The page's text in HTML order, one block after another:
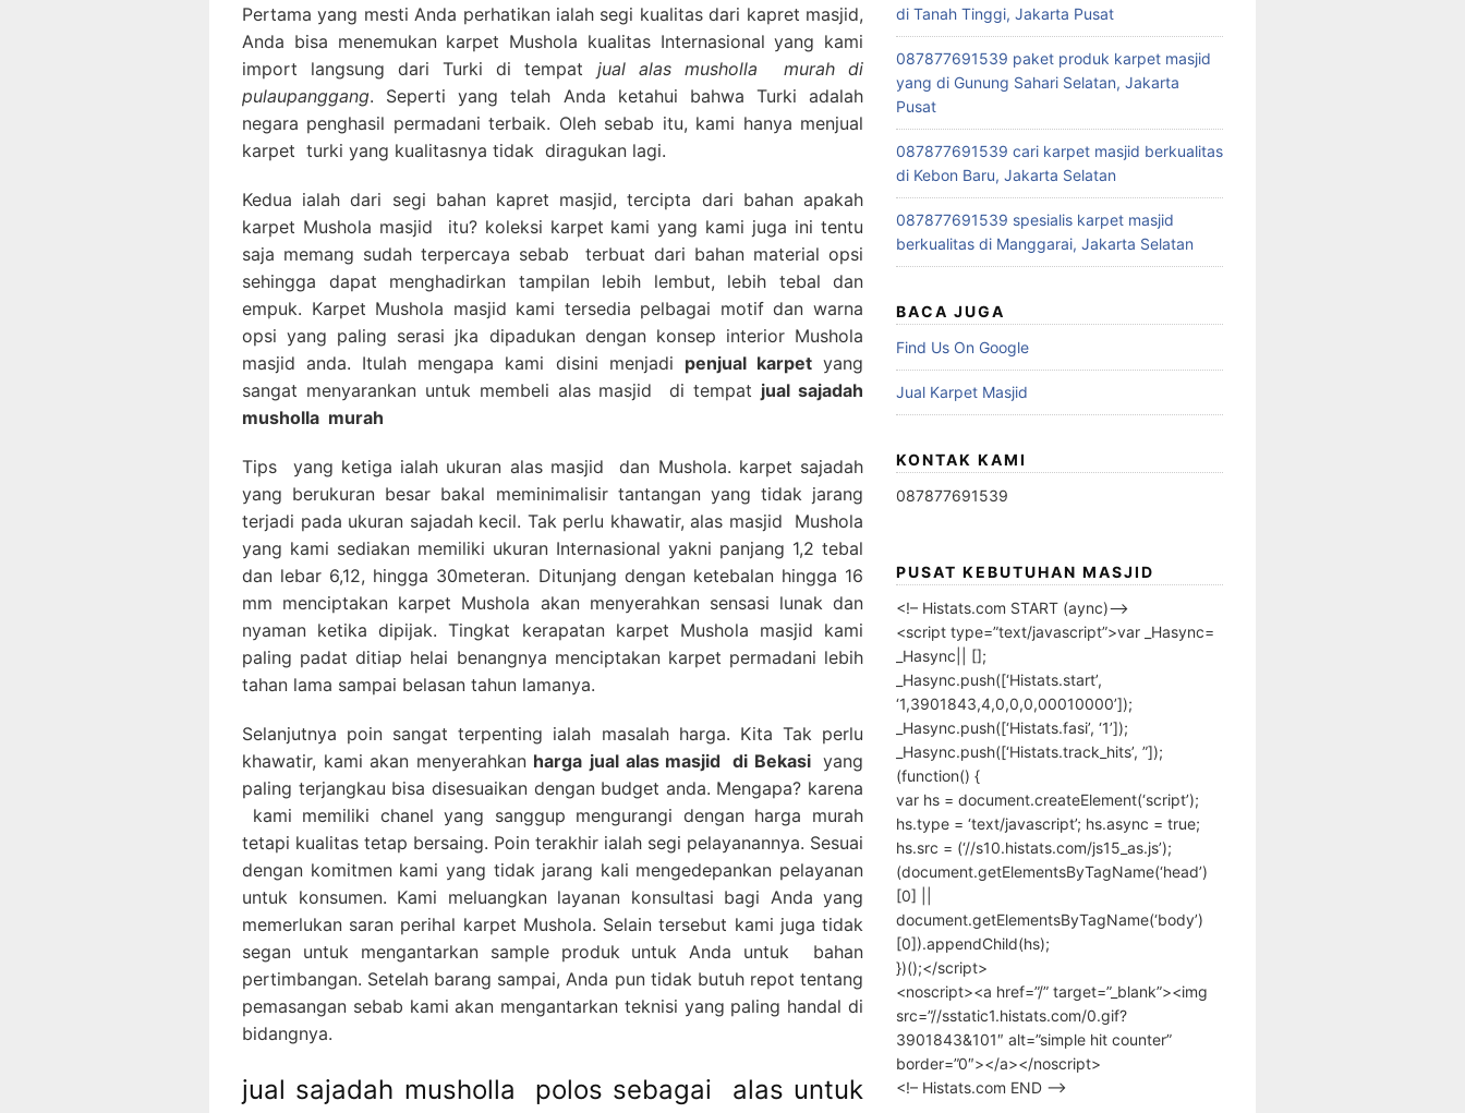
Pertama yang mesti Anda perhatikan ialah segi kualitas dari kapret masjid,
Anda bisa menemukan karpet Mushola kualitas Internasional yang kami
import langsung dari Turki di tempat jual alas musholla
murah di
pulaupanggang. Seperti yang telah Anda ketahui bahwa Turki adalah
negara penghasil permadani terbaik. Oleh sebab itu, kami hanya menjual
karpet turki yang kualitasnya tidak diragukan lagi.
Kedua ialah dari segi bahan kapret masjid, tercipta dari bahan apakah
karpet Mushola masjid itu? koleksi karpet kami yang kami juga ini tentu
saja memang sudah terpercaya sebab terbuat dari bahan material opsi
sehingga dapat menghadirkan tampilan lebih lembut, lebih tebal dan
empuk. Karpet Mushola masjid kami tersedia pelbagai motif dan warna
opsi yang paling serasi jka dipadukan dengan konsep interior Mushola
masjid anda. Itulah mengapa kami disini menjadi penjual karpetyang
sangat menyarankan untuk membeli alas masjid di tempat jual sajadah
musholla murah
Tips yang ketiga ialah ukuran alas masjid dan Mushola. karpet sajadah
yang berukuran besar bakal meminimalisir tantangan yang tidak jarang
terjadi pada ukuran sajadah kecil. Tak perlu khawatir, alas masjid Mushola
yang kami sediakan memiliki ukuran Internasional yakni panjang 1,2 tebal
dan lebar 6,12, hingga 30meteran. Ditunjang dengan ketebalan hingga 16
mm menciptakan karpet Mushola akan menyerahkan sensasi lunak dan
nyaman ketika dipijak. Tingkat kerapatan karpet Mushola masjid kami
paling padat ditiap helai benangnya menciptakan karpet permadani lebih
tahan lama sampai belasan tahun lamanya.
Selanjutnya poin sangat terpenting ialah masalah harga. Kita Tak perlu
khawatir, kami akan menyerahkan harga jual alas masjid di Bekasiyang
paling terjangkau bisa disesuaikan dengan budget anda. Mengapa? karena
kami memiliki chanel yang sanggup mengurangi dengan harga murah
tetapi kualitas tetap bersaing. Poin terakhir ialah segi pelayanannya. Sesuai
dengan komitmen kami yang tidak jarang kali mengedepankan pelayanan
untuk konsumen. Kami meluangkan layanan konsultasi bagi Anda yang
memerlukan saran perihal karpet Mushola. Selain tersebut kami juga tidak
segan untuk mengantarkan sample produk untuk Anda untuk bahan
pertimbangan. Setelah barang sampai, Anda pun tidak butuh repot tentang
pemasangan sebab kami akan mengantarkan teknisi yang paling handal di
bidangnya.
jual sajadah musholla polos sebagai alas untuk
di Tanah Tinggi, Jakarta Pusat
087877691539 paket produk karpet masjid
yang di Gunung Sahari Selatan, Jakarta
Pusat
087877691539 cari karpet masjid berkualitas
di Kebon Baru, Jakarta Selatan
087877691539 spesialis karpet masjid
berkualitas di Manggarai, Jakarta Selatan
BACA JUGA
Find Us On Google
Jual Karpet Masjid
KONTAK KAMI
087877691539
PUSAT KEBUTUHAN MASJID
<!– Histats.com START (aync)–>
<script type=”text/javascript”>var _Hasync=
_Hasync|| [];
_Hasync.push([‘Histats.start’,
‘1,3901843,4,0,0,0,00010000’]);
_Hasync.push([‘Histats.fasi’, ‘1’]);
_Hasync.push([‘Histats.track_hits’, ”]);
(function() {
var hs = document.createElement(‘script’);
hs.type = ‘text/javascript’; hs.async = true;
hs.src = (‘//s10.histats.com/js15_as.js’);
(document.getElementsByTagName(‘head’)
[0] ||
document.getElementsByTagName(‘body’)
[0]).appendChild(hs);
})();</script>
<noscript><a href=”/” target=”_blank”><img
src=”//sstatic1.histats.com/0.gif?
3901843&101″ alt=”simple hit counter”
border=”0″></a></noscript>
<!– Histats.com END –>